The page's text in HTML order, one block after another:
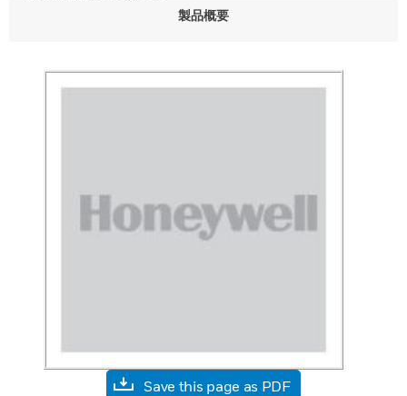
製品概要
Save this page as PDF